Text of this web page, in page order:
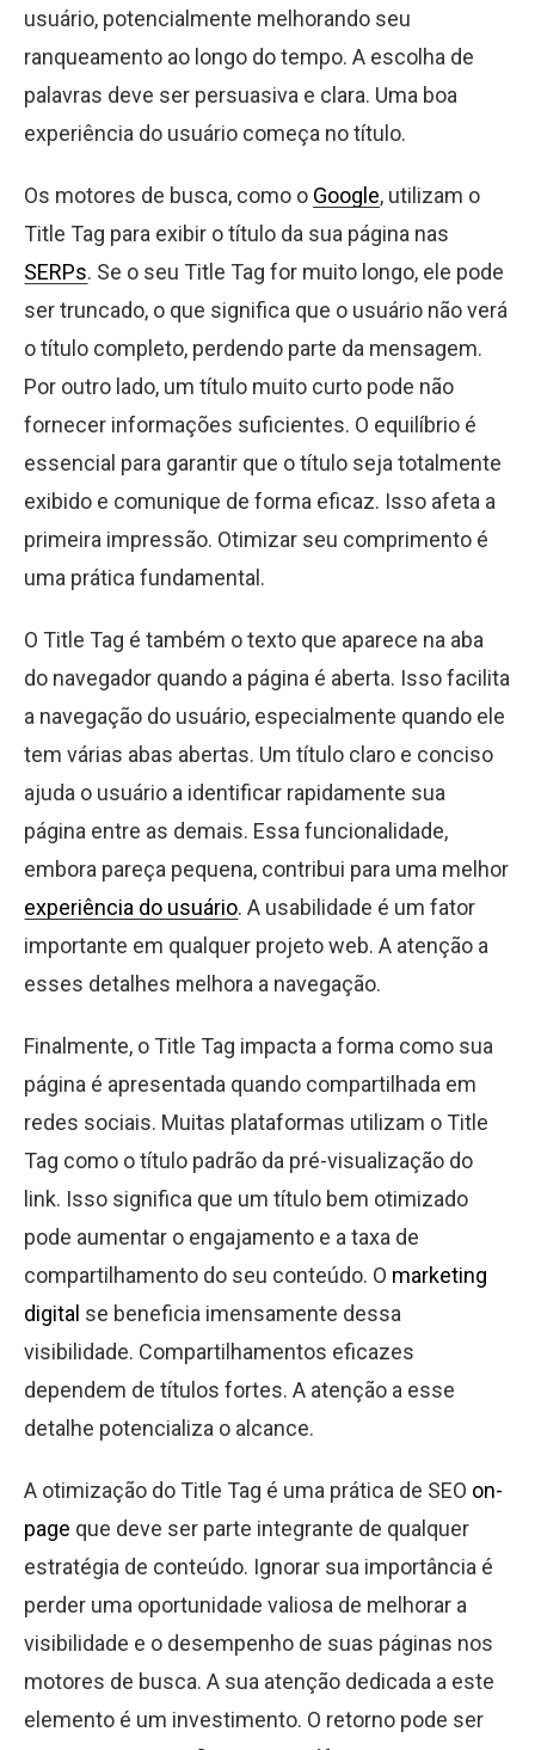
usuário, potencialmente melhorando seu
ranqueamento ao longo do tempo. A escolha de
palavras deve ser persuasiva e clara. Uma boa
experiência do usuário começa no título.
Os motores de busca, como o Google, utilizam o
Title Tag para exibir o título da sua página nas
SERPs. Se o seu Title Tag for muito longo, ele pode
ser truncado, o que significa que o usuário não verá
o título completo, perdendo parte da mensagem.
Por outro lado, um título muito curto pode não
fornecer informações suficientes. O equilíbrio é
essencial para garantir que o título seja totalmente
exibido e comunique de forma eficaz. Isso afeta a
primeira impressão. Otimizar seu comprimento é
uma prática fundamental.
O Title Tag é também o texto que aparece na aba
do navegador quando a página é aberta. Isso facilita
a navegação do usuário, especialmente quando ele
tem várias abas abertas. Um título claro e conciso
ajuda o usuário a identificar rapidamente sua
página entre as demais. Essa funcionalidade,
embora pareça pequena, contribui para uma melhor
experiência do usuário. A usabilidade é um fator
importante em qualquer projeto web. A atenção a
esses detalhes melhora a navegação.
Finalmente, o Title Tag impacta a forma como sua
página é apresentada quando compartilhada em
redes sociais. Muitas plataformas utilizam o Title
Tag como o título padrão da pré-visualização do
link. Isso significa que um título bem otimizado
pode aumentar o engajamento e a taxa de
compartilhamento do seu conteúdo. O marketing
digital se beneficia imensamente dessa
visibilidade. Compartilhamentos eficazes
dependem de títulos fortes. A atenção a esse
detalhe potencializa o alcance.
A otimização do Title Tag é uma prática de SEO on-
page que deve ser parte integrante de qualquer
estratégia de conteúdo. Ignorar sua importância é
perder uma oportunidade valiosa de melhorar a
visibilidade e o desempenho de suas páginas nos
motores de busca. A sua atenção dedicada a este
elemento é um investimento. O retorno pode ser